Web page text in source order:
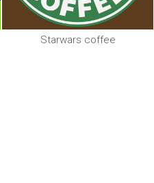
Starwars coffee